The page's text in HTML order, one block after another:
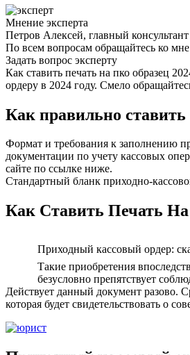
Мнение эксперта
Петров Алексей, главный
По всем вопросам обращайтесь ко
Задать вопрос эксперту
Как ставить печать на пко образец
ордеру в 2024 году. Смело
Как правильно ставить
Формат и требования к заполнению
документации по учету кассовых
сайте по ссылке ниже.
Стандартный бланк приходно-
Как Ставить Печать
Приходный кассовый ордер:
Такие приобретения
безусловно препятствует
Действует данный документ разово.
которая будет свидетельствовать о